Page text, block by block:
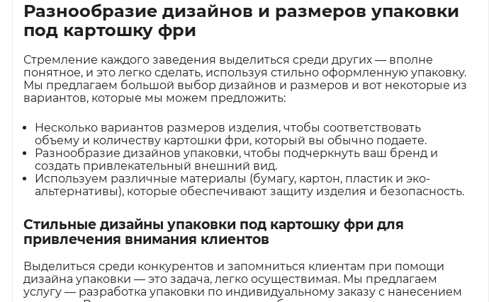
Разнообразие дизайнов и размеров упаковки
под картошку фри
Стремление каждого заведения выделиться среди других — вполне
понятное, и это легко сделать, используя стильно оформленную упаковку.
Мы предлагаем большой выбор дизайнов и размеров и вот некоторые из
вариантов, которые мы можем предложить:
Несколько вариантов размеров изделия, чтобы соответствовать
объему и количеству картошки фри, который вы обычно подаете.
Разнообразие дизайнов упаковки, чтобы подчеркнуть ваш бренд и
создать привлекательный внешний вид.
Используем различные материалы (бумагу, картон, пластик и эко-
альтернативы), которые обеспечивают защиту изделия и безопасность.
Стильные дизайны упаковки под картошку фри для
привлечения внимания клиентов
Выделиться среди конкурентов и запомниться клиентам при помощи
дизайна упаковки — это задача, легко осуществимая. Мы предлагаем
услугу — разработка упаковки по индивидуальному заказу с нанесением